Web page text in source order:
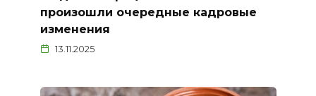
произошли очередные кадровые
изменения
13.11.2025